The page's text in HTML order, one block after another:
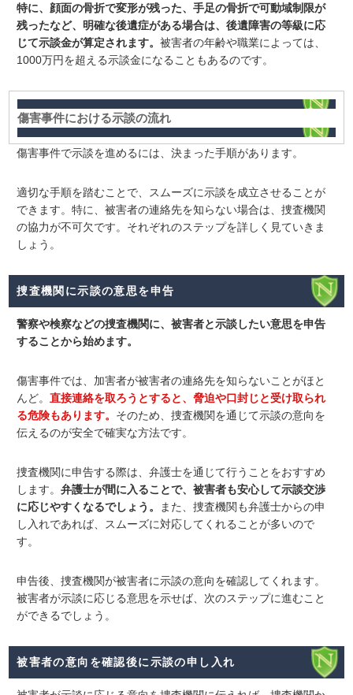
特に、顔面の骨折で変形が残った、手足の骨折で可動域制限が
残ったなど、明確な後遺症がある場合は、後遺障害の等級に応
じて示談金が算定されます。被害者の年齢や職業によっては、
1000万円を超える示談金になることもあるのです。
傷害事件における示談の流れ
傷害事件で示談を進めるには、決まった手順があります。
適切な手順を踏むことで、スムーズに示談を成立させることが
できます。特に、被害者の連絡先を知らない場合は、捜査機関
の協力が不可欠です。それぞれのステップを詳しく見ていきま
しょう。
捜査機関に示談の意思を申告
警察や検察などの捜査機関に、被害者と示談したい意思を申告
することから始めます。
傷害事件では、加害者が被害者の連絡先を知らないことがほと
んど。直接連絡を取ろうとすると、脅迫や口封じと受け取られ
る危険もあります。 そのため、捜査機関を通じて示談の意向を
伝えるのが安全で確実な方法です。
捜査機関に申告する際は、弁護士を通じて行うことをおすすめ
します。弁護士が間に入ることで、被害者も安心して示談交渉
に応じやすくなるでしょう。
また、捜査機関も弁護士からの申
し入れであれば、スムーズに対応してくれることが多いので
す。
申告後、捜査機関が被害者に示談の意向を確認してくれます。
被害者が示談に応じる意思を示せば、次のステップに進むこと
ができるでしょう。
被害者の意向を確認後に示談の申し入れ